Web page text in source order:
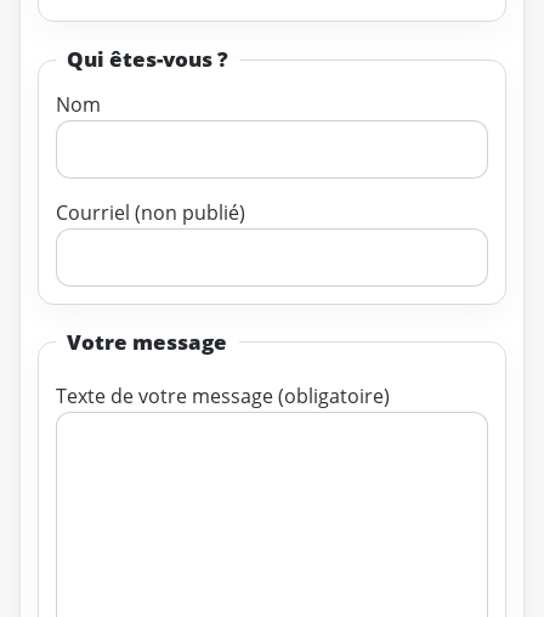
Qui êtes-vous ?
Nom
Courriel (non publié)
Votre message
Texte de votre message (obligatoire)